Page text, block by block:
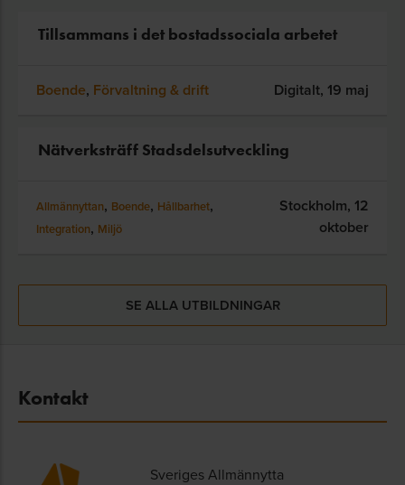
Tillsammans i det bostadssociala arbetet
Boende, Förvaltning & drift Digitalt, 19 maj
Nätverksträff Stadsdelsutveckling
Allmännyttan, Boende, Hållbarhet,
Integration, Miljö
Stockholm, 12
oktober
SE ALLA UTBILDNINGAR
Kontakt
Sveriges Allmännytta